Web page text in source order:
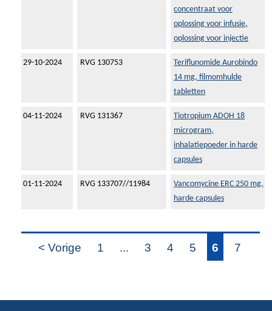
concentraat voor
oplossing voor infusie,
oplossing voor injectie
29-10-2024 RVG 130753
Teriflunomide Aurobindo
14 mg, filmomhulde
tabletten
04-11-2024 RVG 131367
Tiotropium ADOH 18
microgram,
inhalatiepoeder in harde
capsules
01-11-2024 RVG 133707//11984
Vancomycine ERC 250 mg,
harde capsules
< Vorige 1 ... 3 4 5 6 7